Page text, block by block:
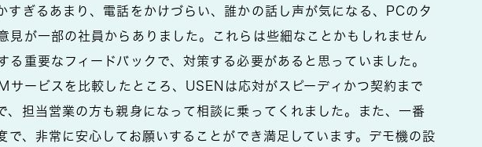
すぎるあまり、電話をかけづらい、誰かの話し声が気になる、PCのタ
見が一部の社員からありました。これらは些細なことかもしれません
る重要なフィードバックで、対策する必要があると思っていました。
サービスを比較したところ、USENは応対がスピーディかつ契約まで
、担当営業の方も親身になって相談に乗ってくれました。また、一番
で、非常に安心してお願いすることができ満足しています。デモ機の設